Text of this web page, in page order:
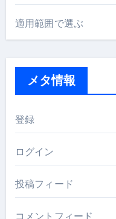
適用範囲で選ぶ
メタ情報
登録
ログイン
投稿フィード
コメントフィード